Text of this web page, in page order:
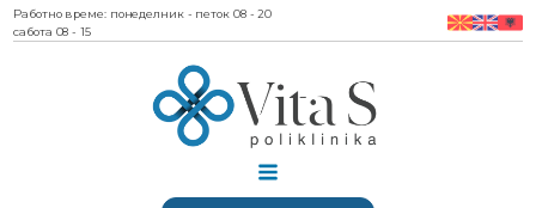
Работно време: понеделник - петок 08 - 20
сабота 08 - 15